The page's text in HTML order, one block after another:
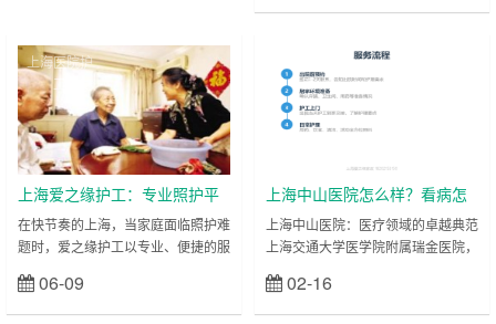
院护工一对一价格”的顾虑、“上海哪
家政护工以十年服务经验、专业护理
团队和贴心服务流程，为患者与家属
搭建起安心的桥梁。我们承诺：用专
业守护健康，用责任传递温暖，让每
十年沉淀——您的安心之选 上海爱
之缘深……
上海医院护
工
上海爱之缘护工：专业照护平
台，守护健康每一刻
在快节奏的上海，当家庭面临照护难
题时，爱之缘护工以专业、便捷的服
伴。作为专注于护工服务的优质品
牌，爱之缘始终以 “用心服务、专业
06-09
工
上海中山医院怎么样？看病怎
么找护工？
上海中山医院：医疗领域的卓越典范
上海交通大学医学院附属瑞金医院，
明珠，自 1907 年由法国天主教会创
立以来，始终秉持 “广慈博施，救人
02-16